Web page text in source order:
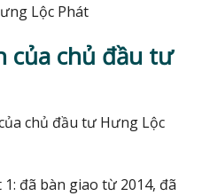
Lộc Phát
của chủ đầu tư
chủ đầu tư Hưng Lộc
đã bàn giao từ 2014, đã